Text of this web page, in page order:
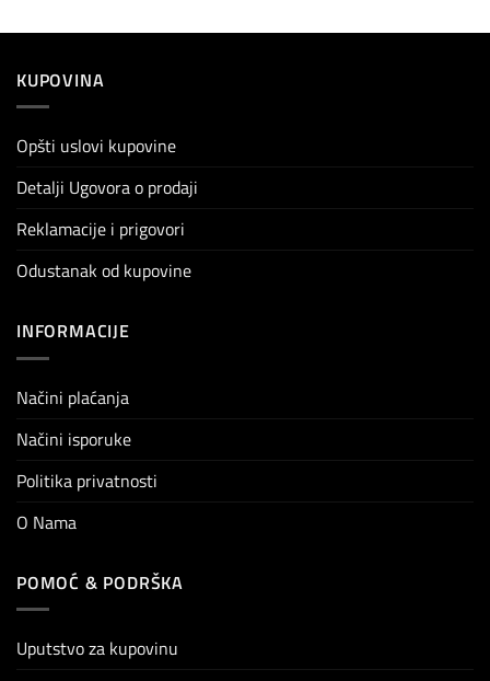
KUPOVINA
Opšti uslovi kupovine
Detalji Ugovora o prodaji
Reklamacije i prigovori
Odustanak od kupovine
INFORMACIJE
Načini plaćanja
Načini isporuke
Politika privatnosti
O Nama
POMOĆ & PODRŠKA
Uputstvo za kupovinu